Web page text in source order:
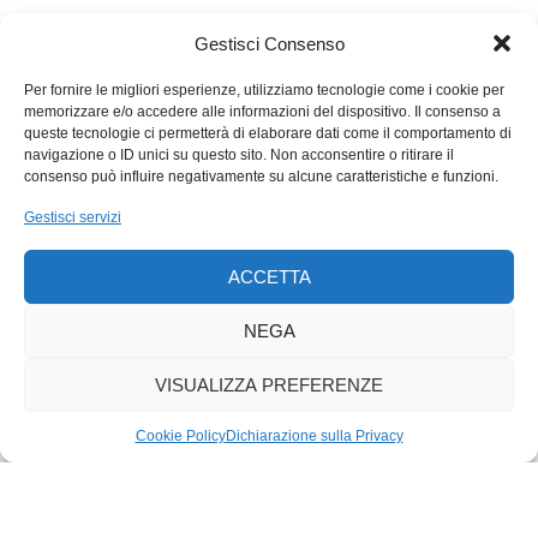
Gestisci Consenso
Per fornire le migliori esperienze, utilizziamo tecnologie come i cookie per
memorizzare e/o accedere alle informazioni del dispositivo. Il consenso a
queste tecnologie ci permetterà di elaborare dati come il comportamento di
navigazione o ID unici su questo sito. Non acconsentire o ritirare il
consenso può influire negativamente su alcune caratteristiche e funzioni.
Gestisci servizi
ACCETTA
NEGA
VISUALIZZA PREFERENZE
Cookie PolicyDichiarazione sulla Privacy